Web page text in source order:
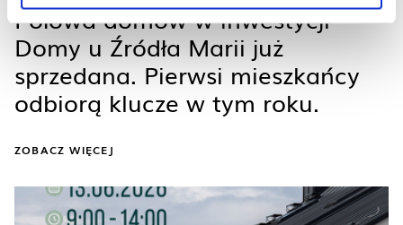
Połowa domów w inwestycji
Domy u Źródła Marii już
sprzedana. Pierwsi mieszkańcy
odbiorą klucze w tym roku.
ZOBACZ WIĘCEJ